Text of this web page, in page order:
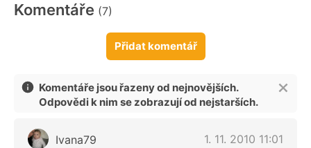
Komentáře (7)
Přidat komentář
Komentáře jsou řazeny od nejnovějších.
Odpovědi k nim se zobrazují od nejstarších.
Ivana79
1. 11. 2010 11:01